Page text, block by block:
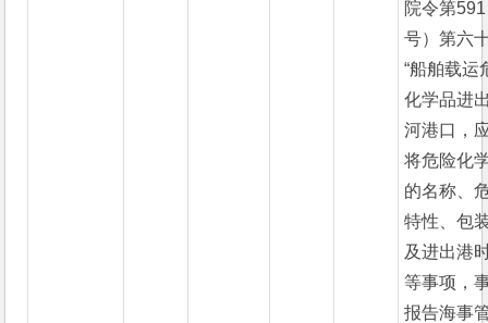
院令第591
号）第六
“船舶载运
化学品进
河港口，
将危险化
的名称、
特性、包
及进出港
等事项，
报告海事